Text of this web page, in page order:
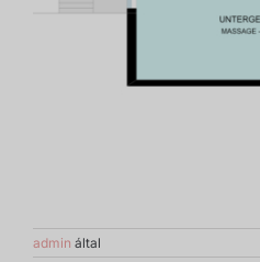
admin által